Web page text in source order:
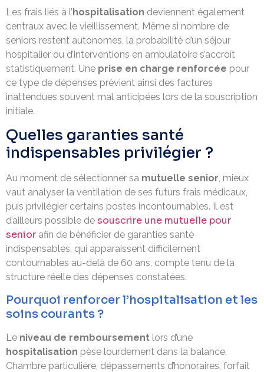
Les frais liés à l’hospitalisation deviennent également
centraux avec le vieillissement. Même si nombre de
seniors restent autonomes, la probabilité d’un séjour
hospitalier ou d’interventions en ambulatoire s’accroît
statistiquement. Une prise en charge renforcée pour
ce type de dépenses prévient ainsi des factures
inattendues souvent mal anticipées lors de la souscription
initiale.
Quelles garanties santé
indispensables privilégier ?
Au moment de sélectionner sa mutuelle senior, mieux
vaut analyser la ventilation de ses futurs frais médicaux,
puis privilégier certains postes incontournables. Il est
d’ailleurs possible de souscrire une mutuelle pour
senior afin de bénéficier de garanties santé
indispensables, qui apparaissent difficilement
contournables au-delà de 60 ans, compte tenu de la
structure réelle des dépenses constatées.
Pourquoi renforcer l’hospitalisation et les
soins courants ?
Le niveau de remboursement lors d’une
hospitalisation pèse lourdement dans la balance.
Chambre particulière, dépassements d’honoraires, forfait